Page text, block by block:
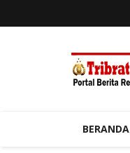
BERANDA